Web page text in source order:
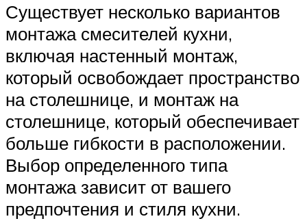
Существует несколько вариантов
монтажа смесителей кухни,
включая настенный монтаж,
который освобождает пространство
на столешнице, и монтаж на
столешнице, который обеспечивает
больше гибкости в расположении.
Выбор определенного типа
монтажа зависит от вашего
предпочтения и стиля кухни.